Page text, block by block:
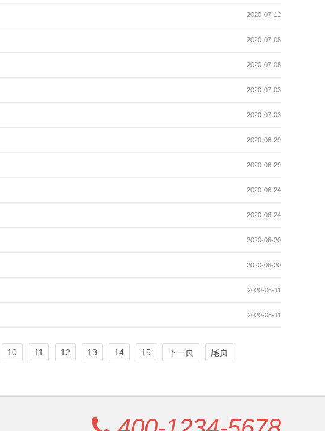
2020-07-12
2020-07-08
2020-07-08
2020-07-03
2020-07-03
2020-06-29
2020-06-29
2020-06-24
2020-06-24
2020-06-20
2020-06-20
2020-06-11
2020-06-11
10 11 12 13 14 15 下一页 尾页